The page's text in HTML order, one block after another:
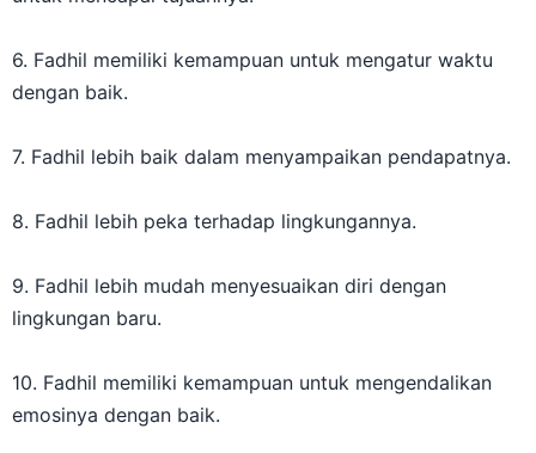
6. Fadhil memiliki kemampuan untuk mengatur waktu
dengan baik.
7. Fadhil lebih baik dalam menyampaikan pendapatnya.
8. Fadhil lebih peka terhadap lingkungannya.
9. Fadhil lebih mudah menyesuaikan diri dengan
lingkungan baru.
10. Fadhil memiliki kemampuan untuk mengendalikan
emosinya dengan baik.